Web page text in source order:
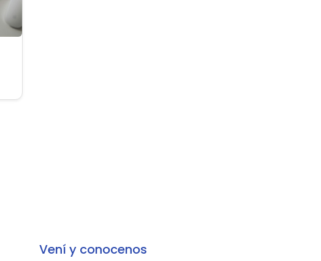
Vení y conocenos